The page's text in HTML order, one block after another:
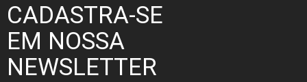
CADASTRA-SE
EM NOSSA
NEWSLETTER